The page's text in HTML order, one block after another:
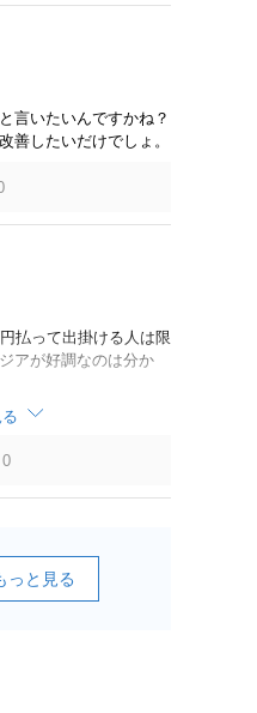
言いたいんですかね？
善したいだけでしょ。
払って出掛ける人は限
アが好調なのは分か
0
っと見る